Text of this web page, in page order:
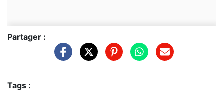
Partager :
Tags :